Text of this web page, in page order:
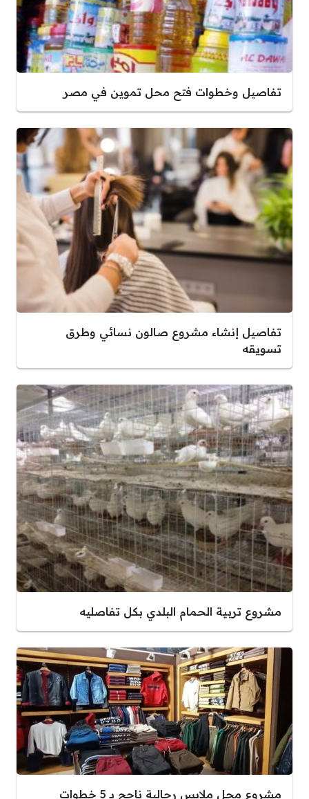
تفاصيل وخطوات فتح محل تموين في مصر
تفاصيل إنشاء مشروع صالون نسائي وطرق
تسويقه
مشروع تربية الحمام البلدي بكل تفاصليه
مشروع محل ملابس رجالية ناجح بـ 5 خطوات